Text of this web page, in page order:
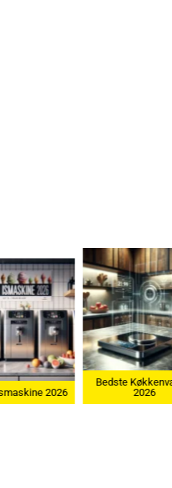
Bedste Køkkenvægte
2026
Bedste